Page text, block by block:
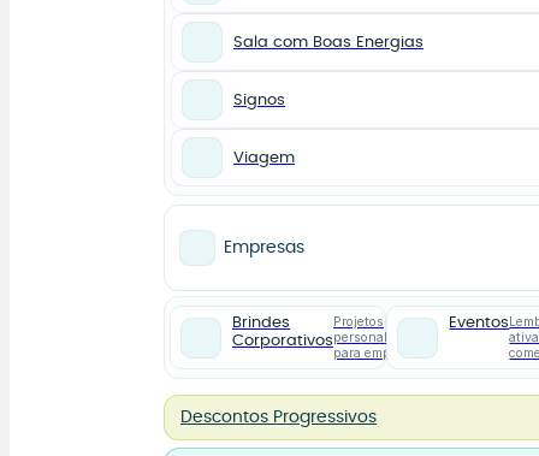
Sala com Boas Energias
Signos
Viagem
Empresas
Brindes
Corporativos
Projetos
personalizados
para empresas
Eventos
Descontos Progressivos